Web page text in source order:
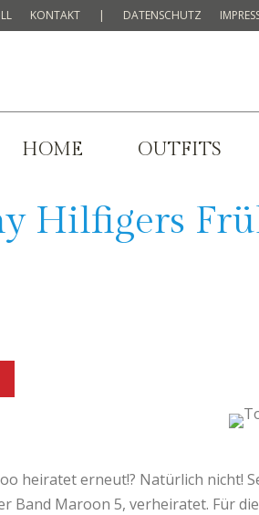
KONTAKT | DATENSCHUTZ
HOME OUTFITS
Hilfigers
heiratet erneut!? Natürlich nicht!
Band Maroon 5, verheiratet. Für